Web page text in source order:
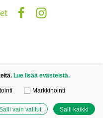
Lue lisää evästeistä.
Markkinointi
Salli vain valitut Salli kaikki